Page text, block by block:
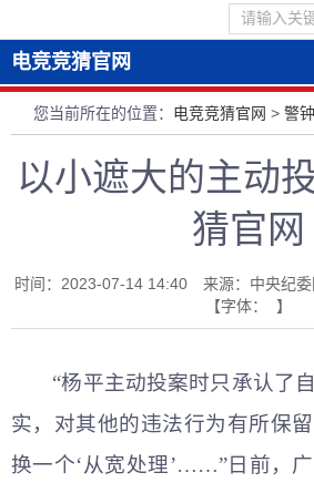
电竞竞猜官网
您当前所在的位置： 电竞竞猜官网 > 警
以小遮大的主动
猜官网
时间：2023-07-14 14:40 来源：中央纪
【字体： 】
“杨平主动投案时只承认了
实，对其他的违法行为有所保
换一个‘从宽处理’……”日前，